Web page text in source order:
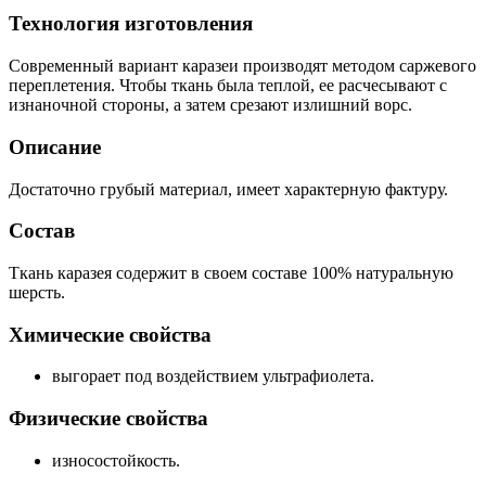
Технология изготовления
Современный вариант каразеи производят методом саржевого
переплетения. Чтобы ткань была теплой, ее расчесывают с
изнаночной стороны, а затем срезают излишний ворс.
Описание
Достаточно грубый материал, имеет характерную фактуру.
Состав
Ткань каразея содержит в своем составе 100% натуральную
шерсть.
Химические свойства
выгорает под воздействием ультрафиолета.
Физические свойства
износостойкость.